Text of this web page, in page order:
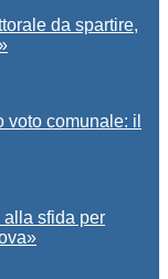
da spartire,
comunale: il
alla sfida per